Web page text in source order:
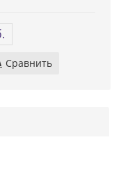
Сравнить